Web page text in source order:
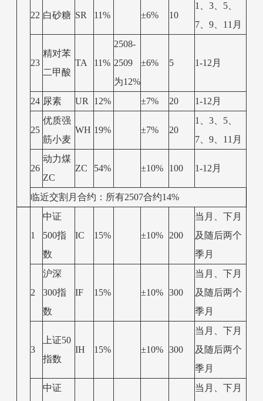
22 白砂糖 SR 11% ±6% 10
1、3、5、
7、9、11月
23
精对苯
二甲酸
TA 11%
2508-
2509
为12%
±6% 5 1-12月
24 尿素 UR 12% ±7% 20 1-12月
25
优质强
筋小麦
WH 19% ±7% 20
1、3、5、
7、9、11月
26
动力煤
ZC
ZC 54% ±10% 100 1-12月
临近交割月合约：所有2507合约14%
1
中证
500指
数
IC 15% ±10% 200
当月、下月
及随后两个
季月
2
沪深
300指
数
IF 15% ±10% 300
当月、下月
及随后两个
季月
3
上证50
指数
IH 15% ±10% 300
当月、下月
及随后两个
季月
中证
当月、下月